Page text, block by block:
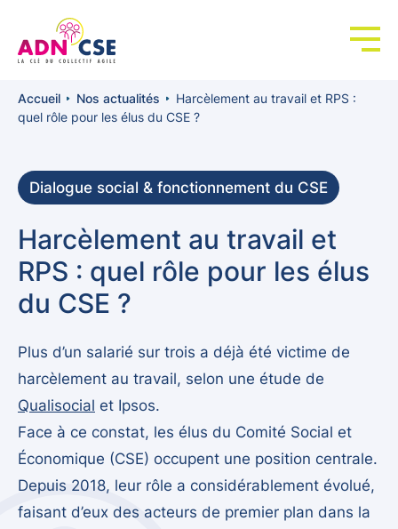
Accueil Nos actualités
Harcèlement au travail et RPS :
quel rôle pour les élus du CSE ?
Dialogue social & fonctionnement du CSE
Harcèlement au travail et
RPS : quel rôle pour les élus
du CSE ?
Plus d’un salarié sur trois a déjà été victime de
harcèlement au travail, selon une étude de
Qualisocial et Ipsos.
Face à ce constat, les élus du Comité Social et
Économique (CSE) occupent une position centrale.
Depuis 2018, leur rôle a considérablement évolué,
faisant d’eux des acteurs de premier plan dans la